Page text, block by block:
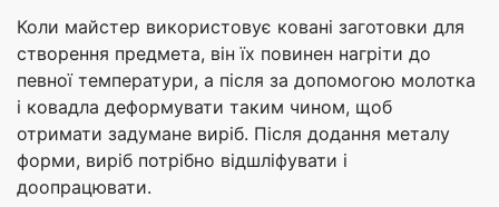
Коли майстер використовує ковані заготовки для
створення предмета, він їх повинен нагріти до
певної температури, а після за допомогою молотка
і ковадла деформувати таким чином, щоб
отримати задумане виріб. Після додання металу
форми, виріб потрібно відшліфувати і
доопрацювати.